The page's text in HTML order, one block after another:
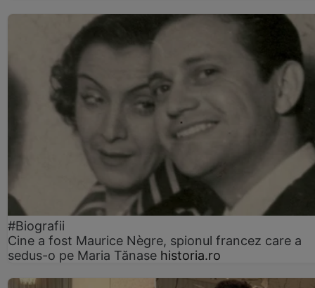
#Biografii
Cine a fost Maurice Nègre, spionul francez care a
sedus-o pe Maria Tănase historia.ro